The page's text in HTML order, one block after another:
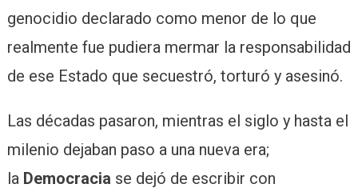
genocidio declarado como menor de lo que
realmente fue pudiera mermar la responsabilidad
de ese Estado que secuestró, torturó y asesinó.
Las décadas pasaron, mientras el siglo y hasta el
milenio dejaban paso a una nueva era;
la Democracia se dejó de escribir con